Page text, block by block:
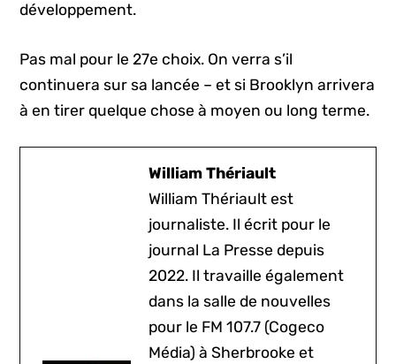
développement.
Pas mal pour le 27e choix. On verra s’il
continuera sur sa lancée – et si Brooklyn arrivera
à en tirer quelque chose à moyen ou long terme.
William Thériault
William Thériault est
journaliste. Il écrit pour le
journal La Presse depuis
2022. Il travaille également
dans la salle de nouvelles
pour le FM 107.7 (Cogeco
Média) à Sherbrooke et